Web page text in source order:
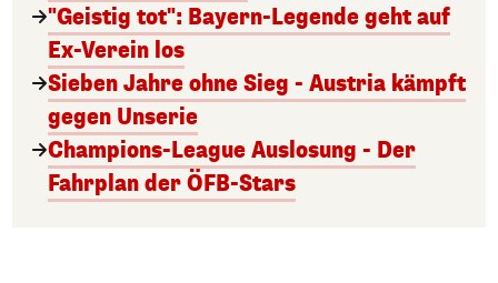
"Geistig tot": Bayern-Legende geht auf
Ex-Verein los
Sieben Jahre ohne Sieg - Austria kämpft
gegen Unserie
Champions-League Auslosung - Der
Fahrplan der ÖFB-Stars